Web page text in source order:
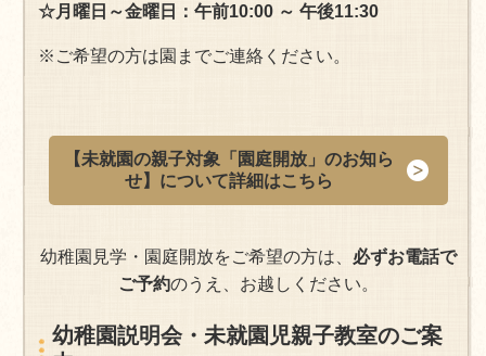
☆月曜日～金曜日：午前10:00 ～ 午後11:30
※ご希望の方は園までご連絡ください。
【未就園の親子対象「園庭開放」のお知ら
せ】について詳細はこちら
幼稚園見学・園庭開放をご希望の方は、 必ずお電話で
ご予約のうえ、お越しください。
幼稚園説明会・未就園児親子教室のご案